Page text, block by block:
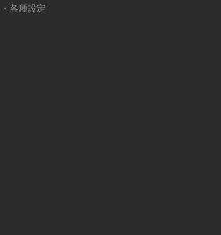
・各種設定